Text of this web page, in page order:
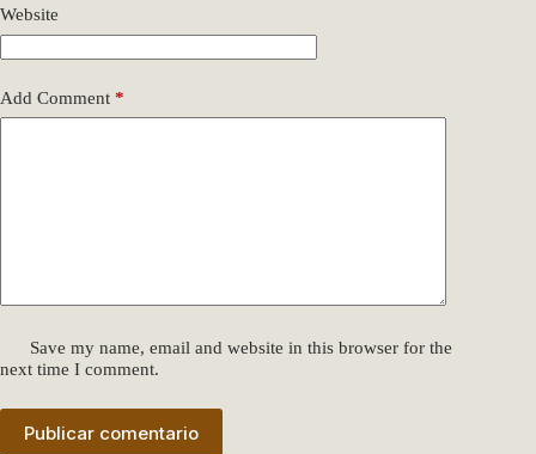
Website
Add Comment *
Save my name, email and website in this browser for the
next time I comment.
Publicar comentario